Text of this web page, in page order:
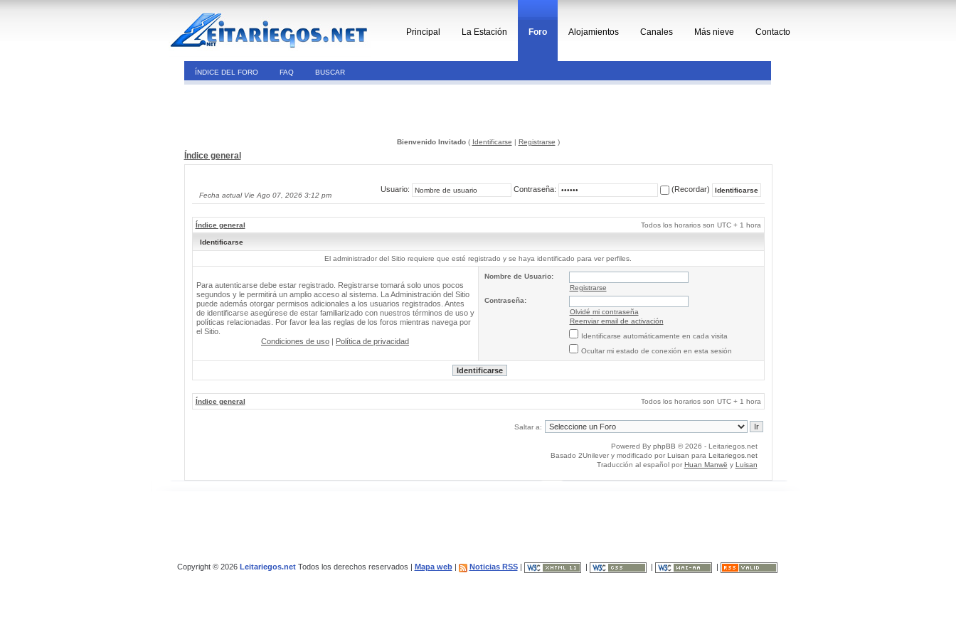
Principal La Estación Foro Alojamientos Canales Más nieve Contacto
ÍNDICE DEL FORO FAQ BUSCAR
Bienvenido Invitado( Identificarse | Registrarse )
Índice general
Fecha actual Vie Ago 07, 2026 3:12 pm
Usuario: Contraseña: (Recordar)
Índice general Todos los horarios son UTC + 1 hora
Identificarse
El administrador del Sitio requiere que esté registrado y se haya identificado para ver perfiles.
Para autenticarse debe estar registrado. Registrarse tomará solo unos pocos
segundos y le permitirá un amplio acceso al sistema. La Administración del Sitio
puede además otorgar permisos adicionales a los usuarios registrados. Antes
de identificarse asegúrese de estar familiarizado con nuestros términos de uso y
políticas relacionadas. Por favor lea las reglas de los foros mientras navega por
el Sitio.
Condiciones de uso | Política de privacidad
Nombre de Usuario:
Registrarse
Contraseña:
Olvidé mi contraseña
Reenviar email de activación
Identificarse automáticamente en cada visita
Ocultar mi estado de conexión en esta sesión
Índice general Todos los horarios son UTC + 1 hora
Saltar a:
Powered By phpBB © 2026 - Leitariegos.net
Basado 2Unilever y modificado por Luisan para Leitariegos.net
Traducción al español por Huan Manwë y Luisan
Copyright © 2026 Leitariegos.netTodos los derechos reservados | Mapa web| Noticias RSS|